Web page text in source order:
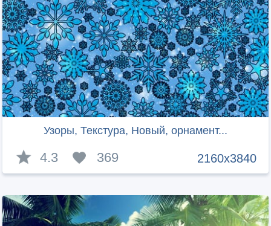
Узоры, Текстура, Новый, орнамент...
2160x3840
4.3 369